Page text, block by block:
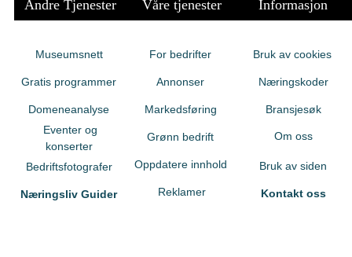
Andre Tjenester Våre tjenester Informasjon
Museumsnett
Gratis programmer
Domeneanalyse
Eventer og
konserter
Bedriftsfotografer
Næringsliv Guider
For bedrifter
Annonser
Markedsføring
Grønn bedrift
Oppdatere innhold
Reklamer
Bruk av cookies
Næringskoder
Bransjesøk
Om oss
Bruk av siden
Kontakt oss